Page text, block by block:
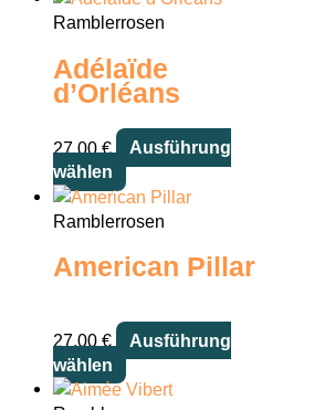
Ramblerrosen
Adélaïde
d’Orléans
27,00 €
Ausführung
wählen
Dieses
Produkt
weist
Varianten
Optionen
können
auf
Ramblerrosen
American Pillar
27,00 €
Ausführung
wählen
Dieses
Produkt